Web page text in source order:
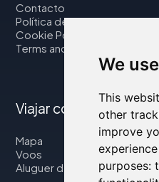
We
This
other
improve
purposes:
Contacto
Política de privacidade
Cookie Policy
Terms and Conditions
Viajar connosco
Mapa
Voos
Aluguer de automóveis